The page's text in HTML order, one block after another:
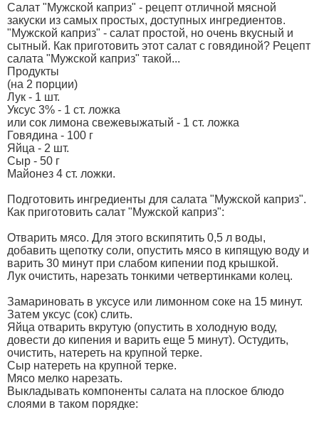
Салат "Мужской каприз" - рецепт отличной мясной
закуски из самых простых, доступных ингредиентов.
"Мужской каприз" - салат простой, но очень вкусный и
сытный. Как приготовить этот салат с говядиной? Рецепт
салата "Мужской каприз" такой...
Продукты
(на 2 порции)
Лук - 1 шт.
Уксус 3% - 1 ст. ложка
или сок лимона свежевыжатый - 1 ст. ложка
Говядина - 100 г
Яйца - 2 шт.
Сыр - 50 г
Майонез 4 ст. ложки.
Подготовить ингредиенты для салата "Мужской каприз".
Как приготовить салат "Мужской каприз":
Отварить мясо. Для этого вскипятить 0,5 л воды,
добавить щепотку соли, опустить мясо в кипящую воду и
варить 30 минут при слабом кипении под крышкой.
Лук очистить, нарезать тонкими четвертинками колец.
Замариновать в уксусе или лимонном соке на 15 минут.
Затем уксус (сок) слить.
Яйца отварить вкрутую (опустить в холодную воду,
довести до кипения и варить еще 5 минут). Остудить,
очистить, натереть на крупной терке.
Сыр натереть на крупной терке.
Мясо мелко нарезать.
Выкладывать компоненты салата на плоское блюдо
слоями в таком порядке: